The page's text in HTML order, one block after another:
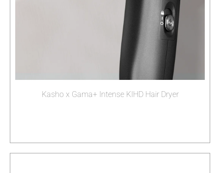
Kasho x Gama+ Intense KIHD Hair Dryer